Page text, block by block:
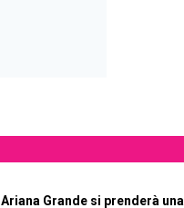
Ariana Grande si prenderà una